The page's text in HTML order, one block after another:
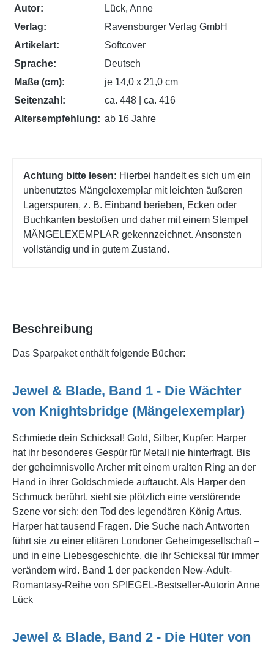
Autor:
Lück, Anne
Verlag:
Ravensburger Verlag GmbH
Artikelart:
Softcover
Sprache:
Deutsch
Maße (cm):
je 14,0 x 21,0 cm
Seitenzahl:
ca. 448 | ca. 416
Altersempfehlung: ab 16 Jahre
Achtung bitte lesen: Hierbei handelt es sich um ein
unbenutztes Mängelexemplar mit leichten äußeren
Lagerspuren, z. B. Einband berieben, Ecken oder
Buchkanten bestoßen und daher mit einem Stempel
MÄNGELEXEMPLAR gekennzeichnet. Ansonsten
vollständig und in gutem Zustand.
Beschreibung
Das Sparpaket enthält folgende Bücher:
Jewel & Blade, Band 1 - Die Wächter
von Knightsbridge (Mängelexemplar)
Schmiede dein Schicksal! Gold, Silber, Kupfer: Harper
hat ihr besonderes Gespür für Metall nie hinterfragt. Bis
der geheimnisvolle Archer mit einem uralten Ring an der
Hand in ihrer Goldschmiede auftaucht. Als Harper den
Schmuck berührt, sieht sie plötzlich eine verstörende
Szene vor sich: den Tod des legendären König Artus.
Harper hat tausend Fragen. Die Suche nach Antworten
führt sie zu einer elitären Londoner Geheimgesellschaft –
und in eine Liebesgeschichte, die ihr Schicksal für immer
verändern wird. Band 1 der packenden New-Adult-
Romantasy-Reihe von SPIEGEL-Bestseller-Autorin Anne
Lück
Jewel & Blade, Band 2 - Die Hüter von